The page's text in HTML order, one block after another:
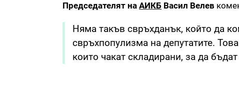
Председателят на АИКБ Васил Велев
Няма такъв свръхданък, който да
свръхпопулизма на депутатите.
които чакат складирани, за да